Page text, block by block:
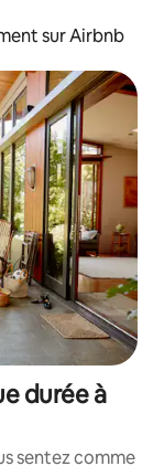
sur Airbnb
durée à
sentez comme